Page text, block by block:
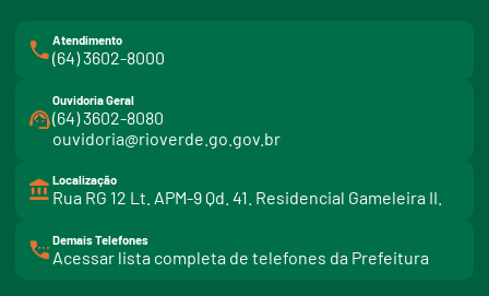
Atendimento
(64) 3602-8000
Ouvidoria Geral
(64) 3602-8080
ouvidoria@rioverde.go.gov.br
Localização
Rua RG 12 Lt. APM-9 Qd. 41. Residencial Gameleira II.
Demais Telefones
Acessar lista completa de telefones da Prefeitura
i